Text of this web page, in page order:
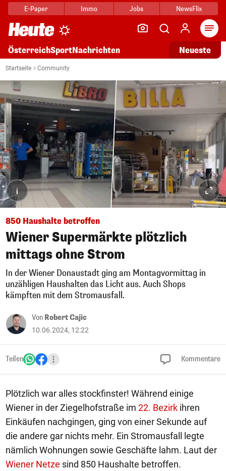
E-Paper Immo Jobs NewsFlix
ÖsterreichSportNachrichten Neueste
Startseite Community
i
850 Haushalte betroffen
Wiener Supermärkte plötzlich
mittags ohne Strom
In der Wiener Donaustadt ging am Montagvormittag in
unzähligen Haushalten das Licht aus. Auch Shops
kämpften mit dem Stromausfall.
Von Robert Cajic
10.06.2024, 12:22
Teilen Kommentare
Plötzlich war alles stockfinster! Während einige
Wiener in der Ziegelhofstraße im 22. Bezirk ihren
Einkäufen nachgingen, ging von einer Sekunde auf
die andere gar nichts mehr. Ein Stromausfall legte
nämlich Wohnungen sowie Geschäfte lahm. Laut der
Wiener Netze sind 850 Haushalte betroffen.